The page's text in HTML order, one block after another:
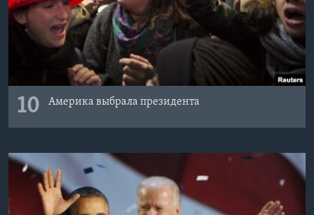
10 Америка выбрала президента